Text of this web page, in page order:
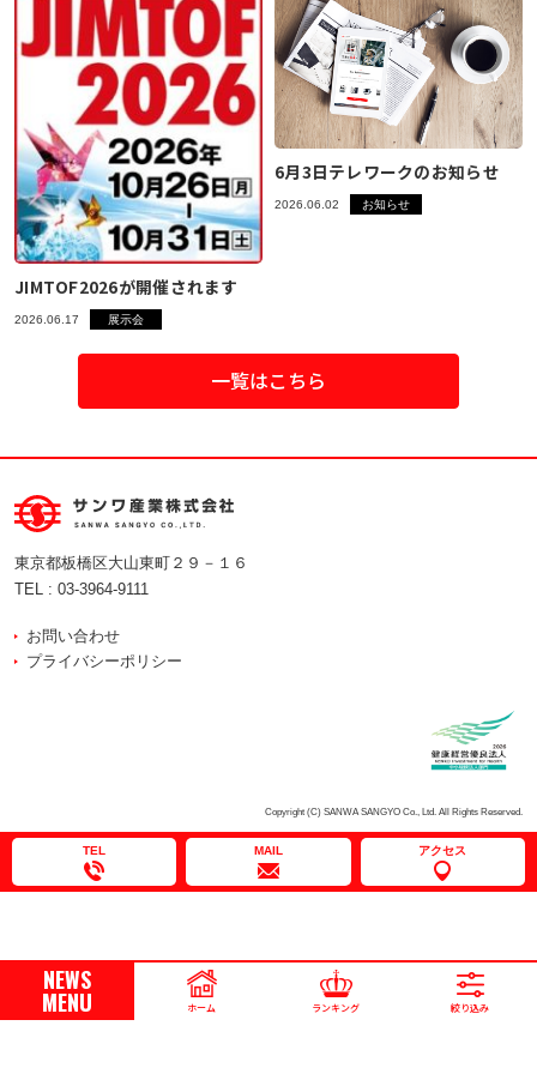
JIMTOF2026が開催されます
2026.06.17 展示会
6月3日テレワークのお知らせ
2026.06.02 お知らせ
一覧はこちら
東京都板橋区大山東町２９－１６
TEL : 03-3964-9111
お問い合わせ
プライバシーポリシー
Copyright (C) SANWA SANGYO Co., Ltd. All Rights Reserved.
TEL MAIL アクセス
NEWS
MENU ホーム ランキング 絞り込み